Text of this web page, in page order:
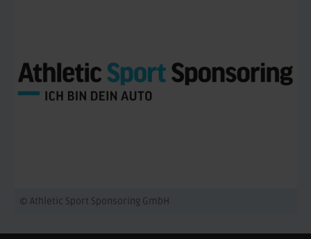
© Athletic Sport Sponsoring GmbH